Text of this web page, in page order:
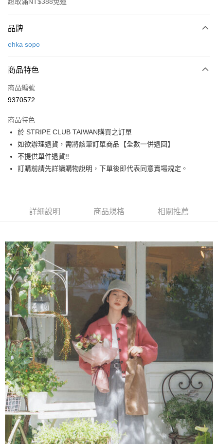
信用卡一次付款
3 期 0 利率 每期
合作金庫商業銀行
上海商業儲蓄銀行
臺灣中小企業銀行
匯豐（台灣）商業銀行
華泰商業銀行
聯邦商業銀行
遠東國際商業銀行
元大商業銀行
玉山商業銀行
星展（台灣）商業銀行
超商取貨付款
LINE Pay
Apple Pay
街口支付
悠遊付
相關說明
【大哥付你分期使用說明】
流程，驗證手機門號後，選擇欲分期的期數、繳款截止日，確認付款後即完
成交易。
3.實際核准額度、可分期數及費用金額請依後續交易確認頁面所載為準。
4.訂單成立30分鐘內，如未前往確認交易或遇審核未通過，訂單將自動取
消。如遇「轉專審核」未通過狀況，表示未達大哥付你分期系統評分，恕無
法說明評估內容。
【繳款方式說明】
1.分期款項不併入電信帳單，「大哥付你分期」於每月結算日後寄送繳費提
醒簡訊。
2.透過簡訊連結打開帳單後，可選擇「超商條碼／台灣大直營門市／銀行轉
帳／街口支付／iPASS MONEY」等通路繳費。
【注意事項】
1.本服務係由「台灣大哥大股份有限公司」（以下簡稱本公司）所提供，讓
用戶於交易時，得透過本服務購買商品或服務，並由商店將買賣／分期付款
買賣價金債權讓與本公司後，依約使用本公司帳單繳交帳款。
2.基於同意付款使用「大哥付你分期」之契約關係目的，商店將以您的個人
資料（包含姓名、電話或地址）提供予台灣大哥大進項蒐集、處理及利用，
由本公司與您本人進行分期帳單所需資料之確認、核對及更正。
3.完整用戶服務條款，請詳閱以下連結：https://oppay.tw/userRule
【關於「AFTEE先享後付」】
AFTEE先享後付是「在收到商品之後才付款」的支付方式。 讓您購物簡單
便利好安心！
１．簡單：不需註冊會員、不需綁卡、不需儲值。
２．便利：只要手機號碼，簡訊認證，即可結帳。
３．安心：先確認商品／服務後，再付款。
【「AFTEE先享後付」結帳流程】
１．於結帳方式選擇「AFTEE先享後付」後，將跳轉至「AFTEE先享後付」
結帳頁面，進行簡訊認證並確認金額後，即可完成結帳。
２．訂單成立數日內，您將收到繳費通知簡訊。
３．收到繳費通知簡訊後14天內，點擊此簡訊中的連結，可透過四大超商／
ATM／網路銀行／等多元方式進行付款，方視為交易完成。
※ 請注意：結帳手續完成當下不需立刻繳費，但若您需要取消訂單，請聯絡
購買商品的店家。未經商家同意取消之訂單仍視為有效，需透過AFTEE先享
後付繳納相關費用。
※ 交易是否成功請以「AFTEE先享後付 」之結帳頁面顯示為準，若有關於
是否繳費成功／繳費後需取消欲退款等相關疑問，請聯繫「AFTEE先享後付
客戶支援中心」https://netprotections.freshdesk.com/support/home
【注意事項】
１．透過由恩沛科技股份有限公司提供之「AFTEE先享後付」服務完成之交
易，需依本服務之必要範圍內提供個人資料，並將交易相關給付款項請求債
ATM付款
運送方式
全家取貨付款
每筆NT$60，滿NT$388(含以上)免運費
全家純取貨
每筆NT$60，滿NT$388(含以上)免運費
萊爾富取貨付款
每筆NT$60，滿NT$888(含以上)免運費
萊爾富純取貨
每筆NT$60，滿NT$888(含以上)免運費
7-11取貨付款
每筆NT$60，滿NT$888(含以上)免運費
品牌
ehka sopo
商品特色
商品編號
9370572
商品特色
於 STRIPE CLUB TAIWAN購買之訂單
如欲辦理退貨，需將該筆訂單商品【全數一併退回】
不提供單件退貨!!
訂購前請先詳讀購物說明，下單後即代表同意賣場規定。
詳細說明 商品規格 相關推薦